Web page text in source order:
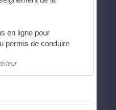
en ligne pour
permis de conduire